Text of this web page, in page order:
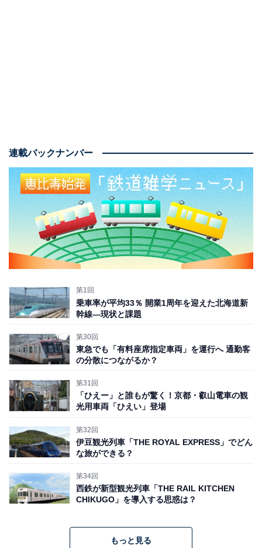
ロマンスカーミュージアム外観（エントランス／イメージ図）
連載バックナンバー
第1回
乗車率が平均33％ 開業1周年を迎えた北海道新
幹線―現状と課題
第30回
東急でも「有料座席指定車両」を運行へ 通勤客
の分散につながるか？
第31回
「ひえー」と誰もが驚く！京都・叡山電車の観
光用車両「ひえい」登場
第32回
伊豆観光列車「THE ROYAL EXPRESS」でどん
な旅ができる？
第34回
西鉄が新型観光列車「THE RAIL KITCHEN
CHIKUGO」を導入する思惑は？
もっと見る